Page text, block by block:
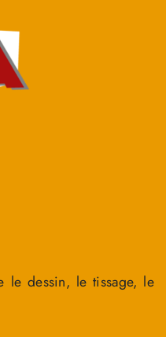
le dessin, le tissage, le